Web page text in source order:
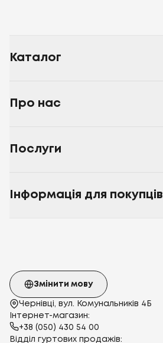
Каталог
Про нас
Послуги
Інформація для покупців
Чернівці, вул. Комунальників 4Б
Інтернет-магазин:
+38 (050) 430 54 00
Відділ гуртових продажів:
Змінити мову